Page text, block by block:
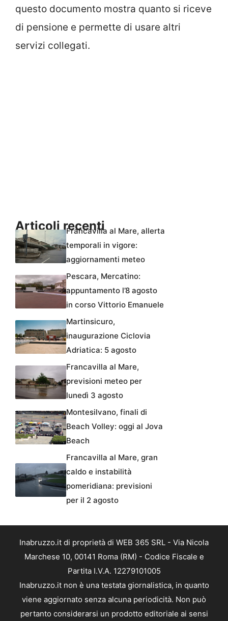
questo documento mostra quanto si riceve
di pensione e permette di usare altri
servizi collegati.
Articoli recentiFrancavilla al Mare, allerta
temporali in vigore:
aggiornamenti meteo
Pescara, Mercatino:
appuntamento l’8 agosto
in corso Vittorio Emanuele
Martinsicuro,
inaugurazione Ciclovia
Adriatica: 5 agosto
Francavilla al Mare,
previsioni meteo per
lunedì 3 agosto
Montesilvano, finali di
Beach Volley: oggi al Jova
Beach
Francavilla al Mare, gran
caldo e instabilità
pomeridiana: previsioni
per il 2 agosto
Inabruzzo.it di proprietà di WEB 365 SRL - Via Nicola
Marchese 10, 00141 Roma (RM) - Codice Fiscale e
Partita I.V.A. 12279101005
Inabruzzo.it non è una testata giornalistica, in quanto
viene aggiornato senza alcuna periodicità. Non può
pertanto considerarsi un prodotto editoriale ai sensi